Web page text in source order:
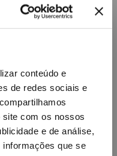
conteúdo e
de redes sociais e
com os nossos
e de análise,
que se